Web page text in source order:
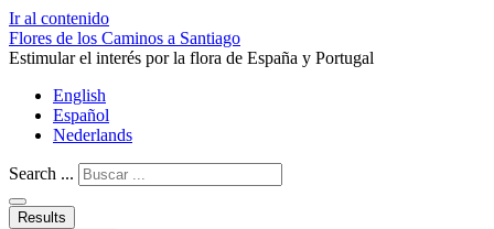
Ir al contenido
Flores de los Caminos a Santiago
Estimular el interés por la flora de España y Portugal
English
Español
Nederlands
Search ...
Results